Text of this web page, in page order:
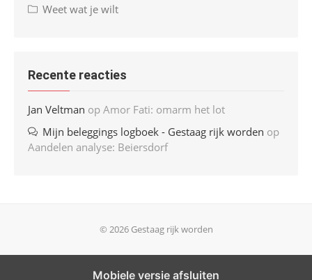
Weet wat je wilt
Recente reacties
Jan Veltman op Amor Fati: omarm het lot
Mijn beleggings logboek - Gestaag rijk worden op
Aandelen analyse: Beiersdorf
© 2026 Gestaag rijk worden
Mobiele versie afsluiten